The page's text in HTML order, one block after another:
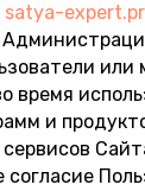
satya-
или
время
и
согласие